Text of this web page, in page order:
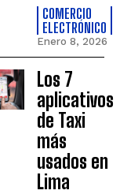
COMERCIO
ELECTRÓNICO
Enero 8, 2026
Los 7
aplicativos
de Taxi
más
usados en
Lima